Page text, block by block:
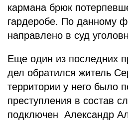
кармана брюк
гардеробе. По данному
направлено в суд
Еще один из последних
дел обратился житель
территории у него было
преступления в состав
подключен Александр